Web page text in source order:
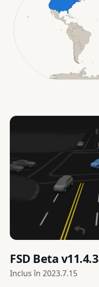
FSD Beta v11.4.3
Inclus în 2023.7.15